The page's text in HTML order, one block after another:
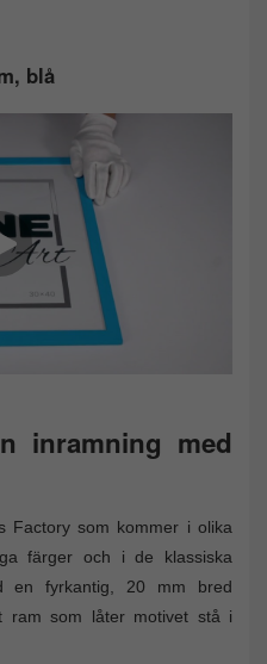
blå
inramning med
Factory som kommer i olika
färger och i de klassiska
en fyrkantig, 20 mm bred
ram som låter motivet stå i